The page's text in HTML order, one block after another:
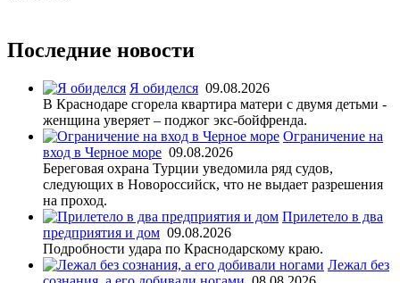
Последние новости
Я обиделся 09.08.2026
В Краснодаре сгорела квартира матери с двумя детьми -
женщина уверяет – поджог экс-бойфренда.
Ограничение на
вход в Черное море 09.08.2026
Береговая охрана Турции уведомила ряд судов,
следующих в Новороссийск, что не выдает разрешения
на проход.
Прилетело в два
предприятия и дом 09.08.2026
Подробности удара по Краснодарскому краю.
Лежал без